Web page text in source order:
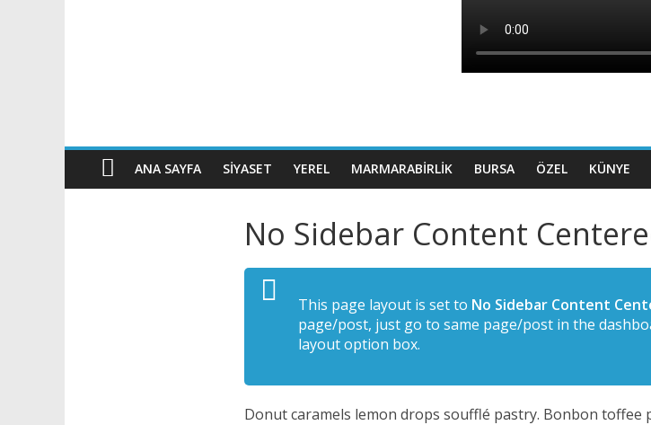
ANA SAYFA SIYASET YEREL MARMARABIRLIK BURSA ÖZEL KÜNYE
No Sidebar Content
This page layout is set to No Sidebar Content
page/post, just go to same page/post in the
layout option box.
Donut caramels lemon drops soufflé pastry. Bonbon toffee